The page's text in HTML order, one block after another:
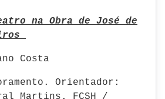
na Obra de José de
Costa
Orientador:
Martins. FCSH /